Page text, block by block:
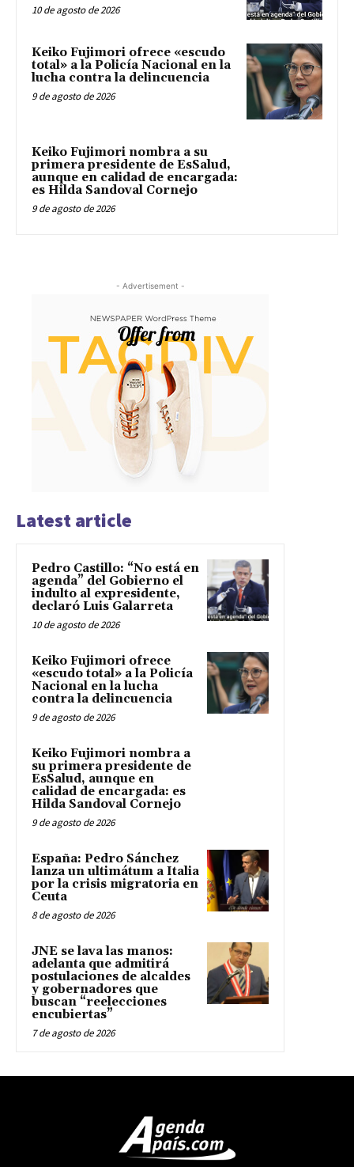
10 de agosto de 2026
Keiko Fujimori ofrece «escudo
total» a la Policía Nacional en la
lucha contra la delincuencia
9 de agosto de 2026
Keiko Fujimori nombra a su
primera presidente de EsSalud,
aunque en calidad de encargada:
es Hilda Sandoval Cornejo
9 de agosto de 2026
- Advertisement -
Latest article
Pedro Castillo: “No está en
agenda” del Gobierno el
indulto al expresidente,
declaró Luis Galarreta
10 de agosto de 2026
Keiko Fujimori ofrece
«escudo total» a la Policía
Nacional en la lucha
contra la delincuencia
9 de agosto de 2026
Keiko Fujimori nombra a
su primera presidente de
EsSalud, aunque en
calidad de encargada: es
Hilda Sandoval Cornejo
9 de agosto de 2026
España: Pedro Sánchez
lanza un ultimátum a Italia
por la crisis migratoria en
Ceuta
8 de agosto de 2026
JNE se lava las manos:
adelanta que admitirá
postulaciones de alcaldes
y gobernadores que
buscan “reelecciones
encubiertas”
7 de agosto de 2026